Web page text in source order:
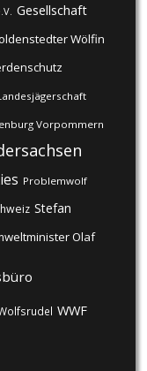
Gesellschaft
Wölfin
Vorpommern
Problemwolf
Stefan
Olaf
WWF